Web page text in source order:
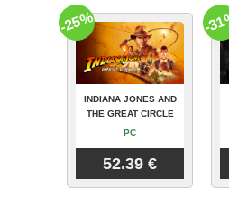
INDIANA JONES AND
THE GREAT CIRCLE
PC
52.39 €
-25% -